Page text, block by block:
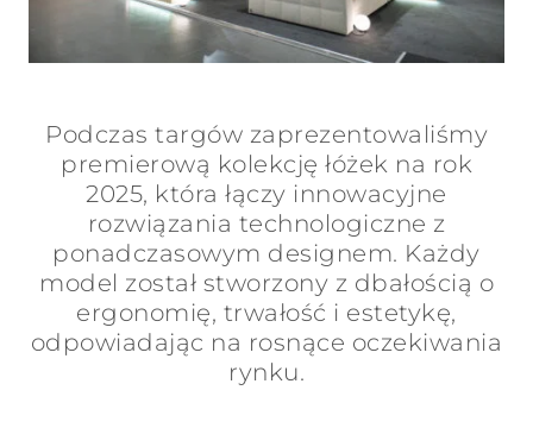
Podczas targów zaprezentowaliśmy
premierową kolekcję łóżek na rok
2025, która łączy innowacyjne
rozwiązania technologiczne z
ponadczasowym designem. Każdy
model został stworzony z dbałością o
ergonomię, trwałość i estetykę,
odpowiadając na rosnące oczekiwania
rynku.